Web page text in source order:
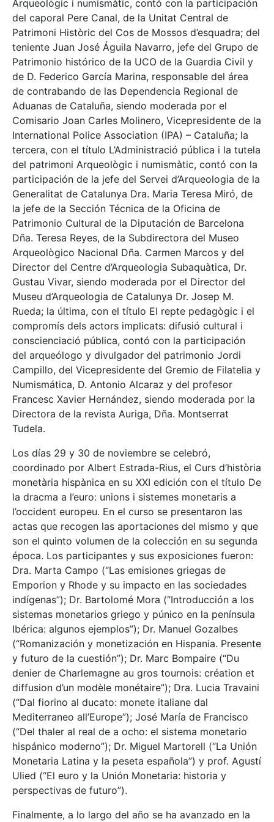
Arqueològic i numismàtic, contó con la participación
del caporal Pere Canal, de la Unitat Central de
Patrimoni Històric del Cos de Mossos d’esquadra; del
teniente Juan José Águila Navarro, jefe del Grupo de
Patrimonio histórico de la UCO de la Guardia Civil y
de D. Federico García Marina, responsable del área
de contrabando de las Dependencia Regional de
Aduanas de Cataluña, siendo moderada por el
Comisario Joan Carles Molinero, Vicepresidente de la
International Police Association (IPA) – Cataluña; la
tercera, con el título L’Administració pública i la tutela
del patrimoni Arqueològic i numismàtic, contó con la
participación de la jefe del Servei d’Arqueologia de la
Generalitat de Catalunya Dra. Maria Teresa Miró, de
la jefe de la Sección Técnica de la Oficina de
Patrimonio Cultural de la Diputación de Barcelona
Dña. Teresa Reyes, de la Subdirectora del Museo
Arqueològico Nacional Dña. Carmen Marcos y del
Director del Centre d’Arqueologia Subaquàtica, Dr.
Gustau Vivar, siendo moderada por el Director del
Museu d’Arqueologia de Catalunya Dr. Josep M.
Rueda; la última, con el título El repte pedagògic i el
compromís dels actors implicats: difusió cultural i
conscienciació pública, contó con la participación
del arqueólogo y divulgador del patrimonio Jordi
Campillo, del Vicepresidente del Gremio de Filatelia y
Numismática, D. Antonio Alcaraz y del profesor
Francesc Xavier Hernández, siendo moderada por la
Directora de la revista Auriga, Dña. Montserrat
Tudela.
Los días 29 y 30 de noviembre se celebró,
coordinado por Albert Estrada-Rius, el Curs d’història
monetària hispànica en su XXI edición con el título De
la dracma a l’euro: unions i sistemes monetaris a
l’occident europeu. En el curso se presentaron las
actas que recogen las aportaciones del mismo y que
son el quinto volumen de la colección en su segunda
época. Los participantes y sus exposiciones fueron:
Dra. Marta Campo (“Las emisiones griegas de
Emporion y Rhode y su impacto en las sociedades
indígenas”); Dr. Bartolomé Mora (“Introducción a los
sistemas monetarios griego y púnico en la península
Ibérica: algunos ejemplos”); Dr. Manuel Gozalbes
(“Romanización y monetización en Hispania. Presente
y futuro de la cuestión”); Dr. Marc Bompaire (“Du
denier de Charlemagne au gros tournois: création et
diffusion d’un modèle monétaire”); Dra. Lucia Travaini
(“Dal fiorino al ducato: monete italiane dal
Mediterraneo all’Europe”); José María de Francisco
(“Del thaler al real de a ocho: el sistema monetario
hispánico moderno”); Dr. Miguel Martorell (“La Unión
Monetaria Latina y la peseta española”) y prof. Agustí
Ulied (“El euro y la Unión Monetaria: historia y
perspectivas de futuro”).
Finalmente, a lo largo del año se ha avanzado en la